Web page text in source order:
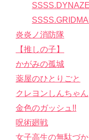
炎炎ノ消防隊
【推しの子】
かがみの孤城
薬屋のひとりごと
クレヨンしんちゃん
金色のガッシュ!!
呪術廻戦
女子高生の無駄づ